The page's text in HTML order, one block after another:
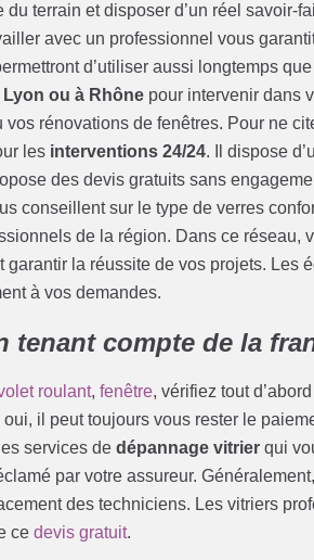
terrain et disposer d’un réel savoir-
avec un professionnel vous
d’utiliser aussi longtemps
Lyon ou à Rhône pour intervenir dans
vos rénovations de fenêtres. Pour ne
les interventions 24/24. Il dispose
des devis gratuits sans
conseillent sur le type de verres
de la région. Dans ce réseau,
la réussite de vos projets. Les
à vos demandes.
tenant compte de la
roulant,fenêtre, vérifiez tout
il peut toujours vous rester le
services dedépannage vitrier qui
par votre assureur.
des techniciens. Les vitriers
cedevis gratuit.